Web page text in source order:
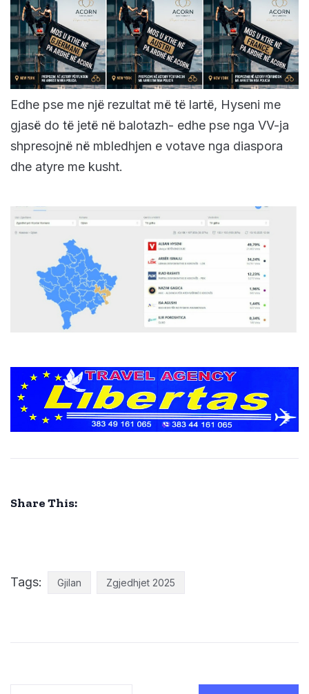
Edhe pse me një rezultat më të lartë, Hyseni me
gjasë do të jetë në balotazh- edhe pse nga VV-ja
shpresojnë në mbledhjen e votave nga diaspora
dhe atyre me kusht.
Share This:
Tags: Gjilan Zgjedhjet 2025